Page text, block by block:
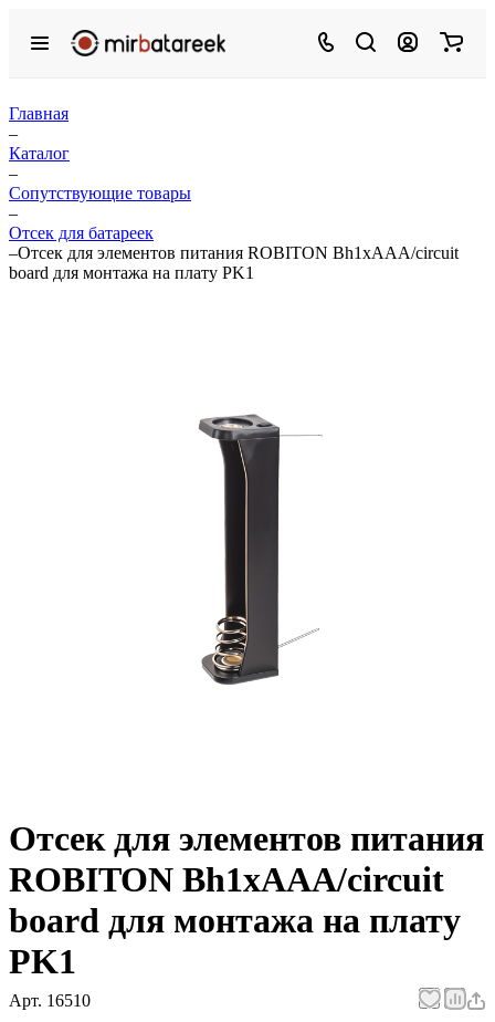
Главная
–
Каталог
–
Сопутствующие товары
–
Отсек для батареек
–Отсек для элементов питания ROBITON Bh1xAAA/circuit
board для монтажа на плату PK1
Отсек для элементов питания
ROBITON Bh1xAAA/circuit
board для монтажа на плату
PK1
Арт. 16510